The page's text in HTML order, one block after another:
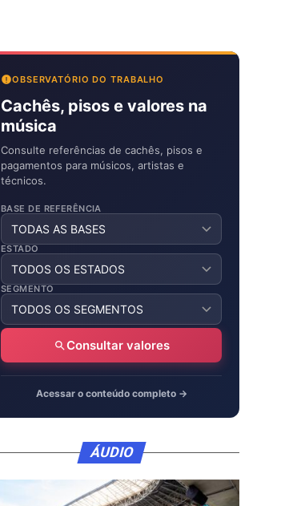
OBSERVATÓRIO DO TRABALHO
Cachês, pisos e valores na
música
Consulte referências de cachês, pisos e
pagamentos para músicos, artistas e
técnicos.
BASE DE REFERÊNCIA
ESTADO
SEGMENTO
Consultar valores
Acessar o conteúdo completo →
ÁUDIO